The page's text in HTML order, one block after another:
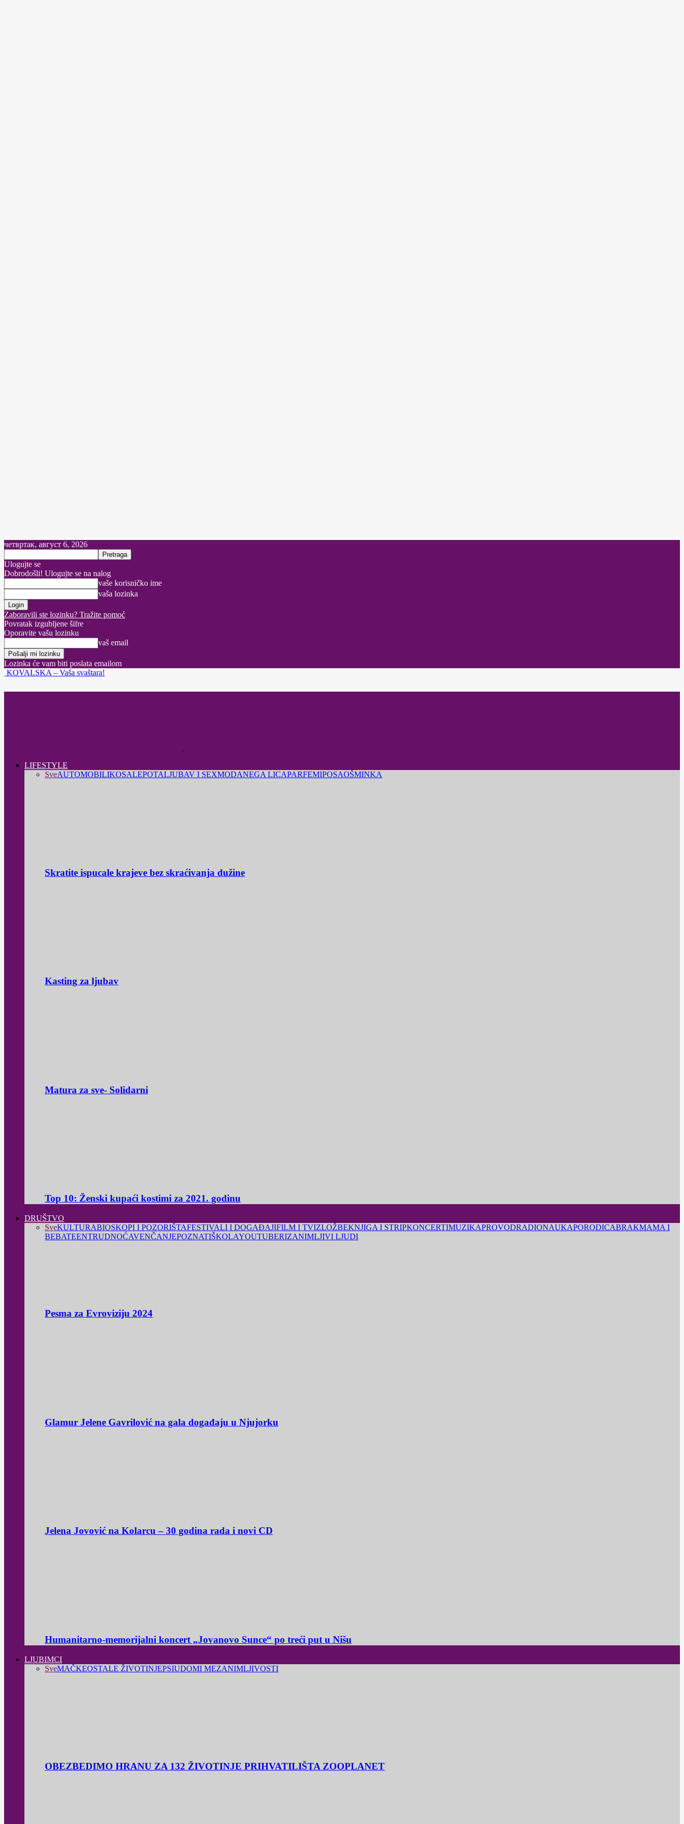
четвртак, август 6, 2026
Ulogujte se
Dobrodošli! Ulogujte se na nalog
vaše korisničko ime
vaša lozinka
Zaboravili ste lozinku? Tražite pomoć
Povratak izgubljene šifre
Oporavite vašu lozinku
vaš email
Lozinka će vam biti poslata emailom
KOVALSKA – Vaša svaštara!
LIFESTYLE
SveAUTOMOBILIKOSALEPOTALJUBAV I SEXMODANEGA LICAPARFEMIPOSAOŠMINKA
Skratite ispucale krajeve bez skraćivanja dužine
Kasting za ljubav
Matura za sve- Solidarni
Top 10: Ženski kupaći kostimi za 2021. godinu
DRUŠTVO
SveKULTURABIOSKOPI I POZORIŠTAFESTIVALI I DOGAĐAJIFILM I TVIZLOŽBEKNJIGA I STRIPKONCERTIMUZIKAPROVODRADIONAUKAPORODICABRAKMAMA I
BEBATEENTRUDNOĆAVENČANJEPOZNATIŠKOLAYOUTUBERIZANIMLJIVI LJUDI
Pesma za Evroviziju 2024
Glamur Jelene Gavrilović na gala događaju u Njujorku
Jelena Jovović na Kolarcu – 30 godina rada i novi CD
Humanitarno-memorijalni koncert „Jovanovo Sunce“ po treći put u Nišu
LJUBIMCI
SveMAČKEOSTALE ŽIVOTINJEPSIUDOMI MEZANIMLJIVOSTI
OBEZBEDIMO HRANU ZA 132 ŽIVOTINJE PRIHVATILIŠTA ZOOPLANET